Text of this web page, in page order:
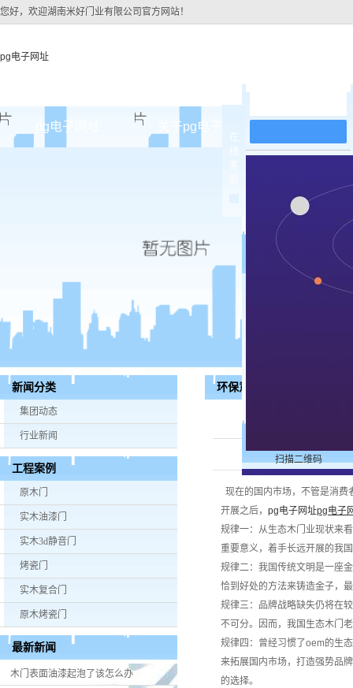
您好，欢迎湖南米好门业有限公司官方网站！
pg电子网址
pg电子网址 关于pg电子网址
公司团队
实木油
实木3d
烤瓷
实木复
新闻分类
集团动态
行业新闻
工程案例
原木门
实木油漆门
实木3d静音门
烤瓷门
实木复合门
原木烤瓷门
最新新闻
木门表面油漆起泡了该怎么办
环保意识的提升注定影响
现在的国内市场，不管是消费
开展之后， pg电子网址pg电子
规律一：从生态木门业现状来
重要意义，着手长远开展的我
规律二：我国传统文明是一座
恰到好处的方法来铸造金子，
规律三：品牌战略缺失仍将在
不可分。因而，我国生态木门
规律四：曾经习惯了oem的生
来拓展国内市场，打造强势品
的选择。
在
扫描二维码